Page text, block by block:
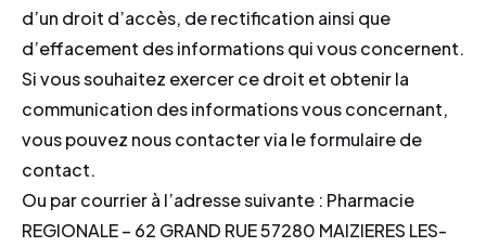
d’un droit d’accès, de rectification ainsi que
d’effacement des informations qui vous concernent.
Si vous souhaitez exercer ce droit et obtenir la
communication des informations vous concernant,
vous pouvez nous contacter via le formulaire de
contact.
Ou par courrier à l’adresse suivante : Pharmacie
REGIONALE – 62 GRAND RUE 57280 MAIZIERES LES-